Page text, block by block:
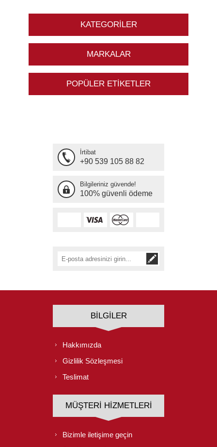
KATEGORILER
MARKALAR
POPÜLER ETIKETLER
İrtibat
+90 539 105 88 82
Bilgileriniz güvende!
100% güvenli ödeme
BILGILER
Hakkımızda
Gizlilik Sözleşmesi
Teslimat
MÜŞTERI HIZMETLERI
Bizimle iletişime geçin